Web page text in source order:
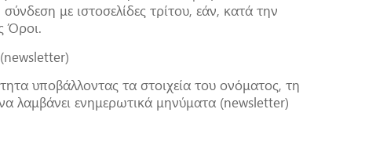
με ιστοσελίδες τρίτου, εάν, κατά την
Όροι.
υποβάλλοντας τα στοιχεία του ονόματος, τη
λαμβάνει ενημερωτικά μηνύματα (newsletter)